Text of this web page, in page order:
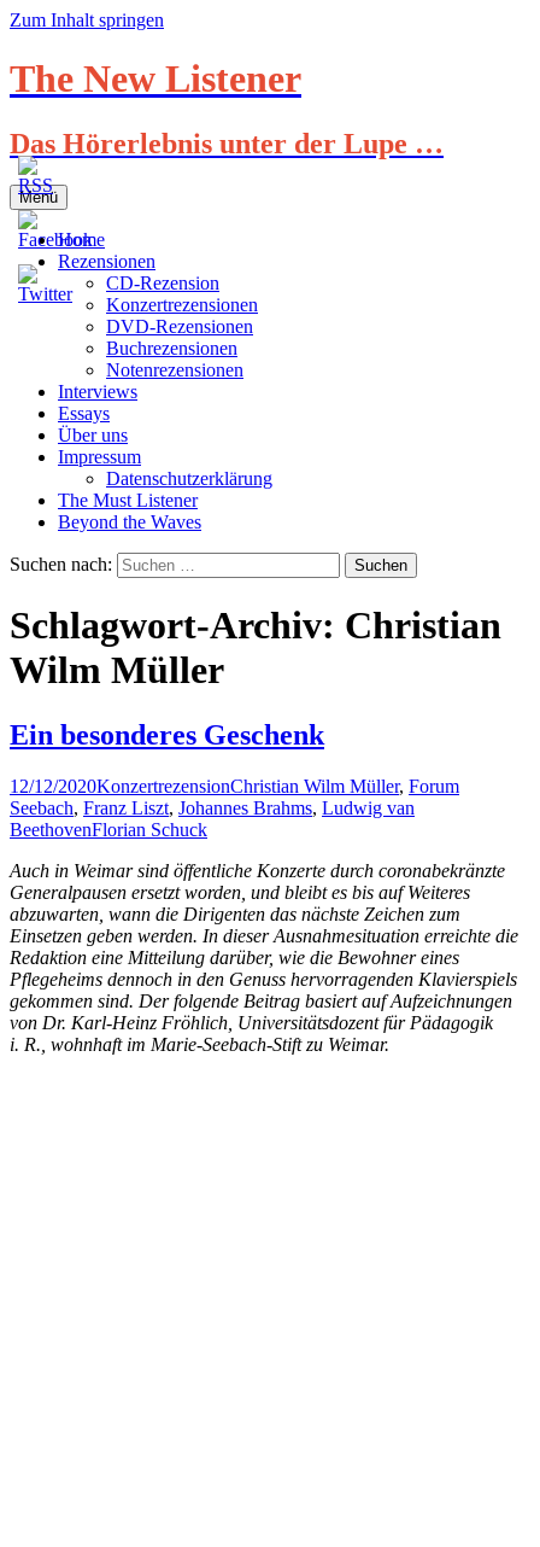
Zum Inhalt springen
The New Listener
Das Hörerlebnis unter der Lupe …
Menü
Home
Rezensionen
CD-Rezension
Konzertrezensionen
DVD-Rezensionen
Buchrezensionen
Notenrezensionen
Interviews
Essays
Über uns
Impressum
Datenschutzerklärung
The Must Listener
Beyond the Waves
Suchen nach:
Schlagwort-Archiv: Christian
Wilm Müller
Ein besonderes Geschenk
12/12/2020KonzertrezensionChristian Wilm Müller, Forum
Seebach, Franz Liszt, Johannes Brahms, Ludwig van
BeethovenFlorian Schuck
Auch in Weimar sind öffentliche Konzerte durch coronabekränzte
Generalpausen ersetzt worden, und bleibt es bis auf Weiteres
abzuwarten, wann die Dirigenten das nächste Zeichen zum
Einsetzen geben werden. In dieser Ausnahmesituation erreichte die
Redaktion eine Mitteilung darüber, wie die Bewohner eines
Pflegeheims dennoch in den Genuss hervorragenden Klavierspiels
gekommen sind. Der folgende Beitrag basiert auf Aufzeichnungen
von Dr. Karl-Heinz Fröhlich, Universitätsdozent für Pädagogik
i. R., wohnhaft im Marie-Seebach-Stift zu Weimar.